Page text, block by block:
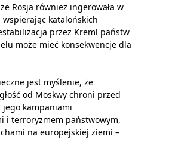
Rosja również ingerowała w
katalońskich
przez Kreml państw
może mieć konsekwencje dla
jest myślenie, że
od Moskwy chroni przed
kampaniami
i terroryzmem państwowym,
na europejskiej ziemi –